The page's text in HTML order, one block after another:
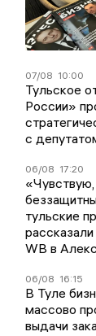
07/08 10:00
Тульское
России»
с
06/08 17:20
тульские
WB в
06/08 16:15
В Туле
массово
выдачи